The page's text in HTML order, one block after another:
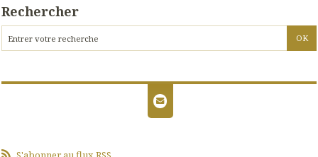
Rechercher